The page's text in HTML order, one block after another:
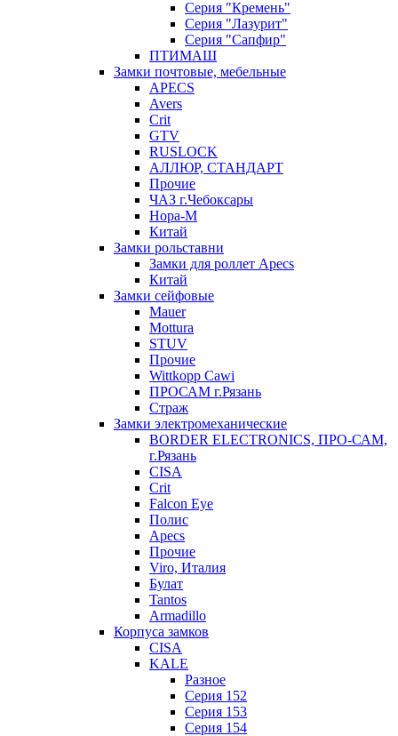
Серия "Кремень"
Серия "Лазурит"
Серия "Сапфир"
ПТИМАШ
Замки почтовые, мебельные
APECS
Avers
Crit
GTV
RUSLOCK
АЛЛЮР, СТАНДАРТ
Прочие
ЧАЗ г.Чебоксары
Нора-М
Китай
Замки рольставни
Замки для роллет Apecs
Китай
Замки сейфовые
Mauer
Mottura
STUV
Прочие
Wittkopp Cawi
ПРОСАМ г.Рязань
Страж
Замки электромеханические
BORDER ELECTRONICS, ПРО-САМ,
г.Рязань
CISA
Crit
Falcon Eye
Полис
Apecs
Прочие
Viro, Италия
Булат
Tantos
Armadillo
Корпуса замков
CISA
KALE
Разное
Серия 152
Серия 153
Серия 154